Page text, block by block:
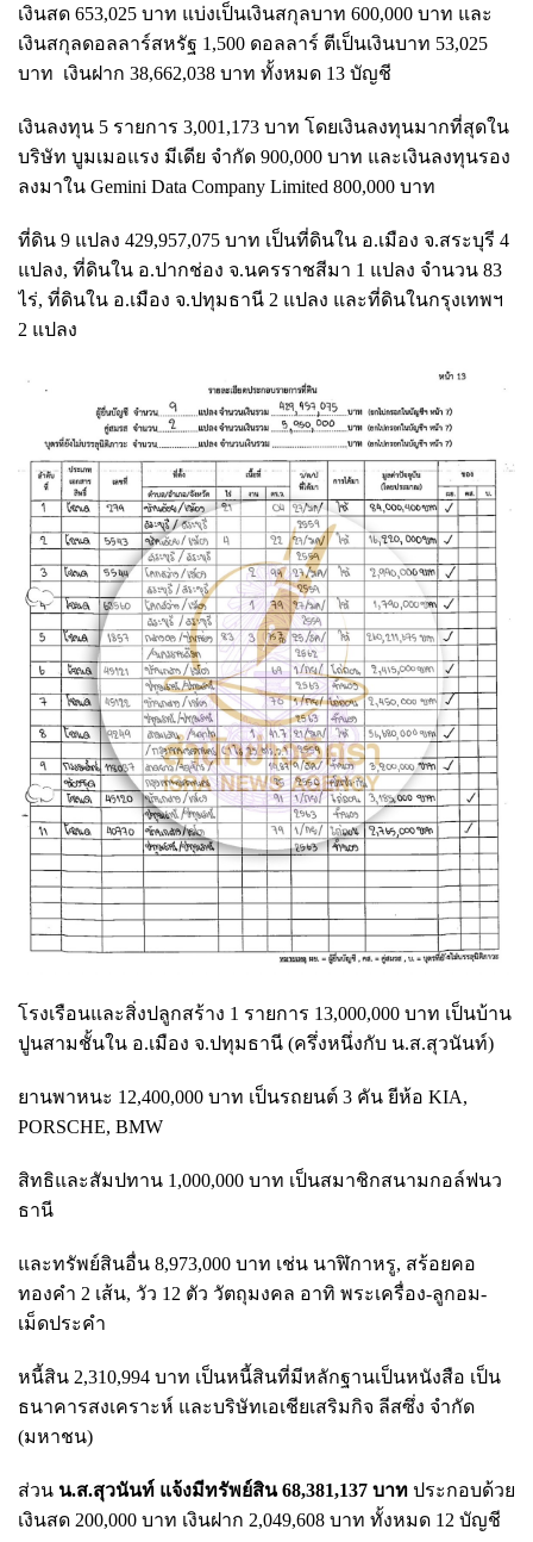
เงินสด 653,025 บาท แบ่งเป็นเงินสกุลบาท 600,000 บาท และ
เงินสกุลดอลลาร์สหรัฐ 1,500 ดอลลาร์ ตีเป็นเงินบาท 53,025
บาท เงินฝาก 38,662,038 บาท ทั้งหมด 13 บัญชี
เงินลงทุน 5 รายการ 3,001,173 บาท โดยเงินลงทุนมากที่สุดใน
บริษัท บูมเมอแรง มีเดีย จำกัด 900,000 บาท และเงินลงทุนรอง
ลงมาใน Gemini Data Company Limited 800,000 บาท
ที่ดิน 9 แปลง 429,957,075 บาท เป็นที่ดินใน อ.เมือง จ.สระบุรี 4
แปลง, ที่ดินใน อ.ปากช่อง จ.นครราชสีมา 1 แปลง จำนวน 83
ไร่, ที่ดินใน อ.เมือง จ.ปทุมธานี 2 แปลง และที่ดินในกรุงเทพฯ
2 แปลง
โรงเรือนและสิ่งปลูกสร้าง 1 รายการ 13,000,000 บาท เป็นบ้าน
ปูนสามชั้นใน อ.เมือง จ.ปทุมธานี (ครึ่งหนึ่งกับ น.ส.สุวนันท์)
ยานพาหนะ 12,400,000 บาท เป็นรถยนต์ 3 คัน ยีห้อ KIA,
PORSCHE, BMW
สิทธิและสัมปทาน 1,000,000 บาท เป็นสมาชิกสนามกอล์ฟนว
ธานี
และทรัพย์สินอื่น 8,973,000 บาท เช่น นาฬิกาหรู, สร้อยคอ
ทองคำ 2 เส้น, วัว 12 ตัว วัตถุมงคล อาทิ พระเครื่อง-ลูกอม-
เม็ดประคำ
หนี้สิน 2,310,994 บาท เป็นหนี้สินที่มีหลักฐานเป็นหนังสือ เป็น
ธนาคารสงเคราะห์ และบริษัทเอเชียเสริมกิจ ลีสซึ่ง จำกัด
(มหาชน)
ส่วน น.ส.สุวนันท์ แจ้งมีทรัพย์สิน 68,381,137 บาท ประกอบด้วย
เงินสด 200,000 บาท เงินฝาก 2,049,608 บาท ทั้งหมด 12 บัญชี